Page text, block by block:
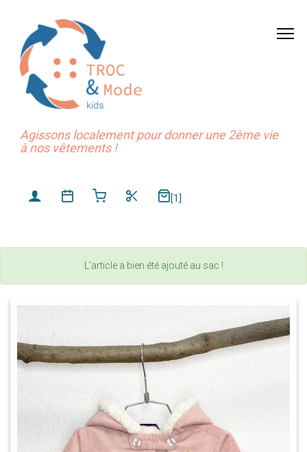
Agissons localement pour donner une 2ème vie
à nos vêtements !
[1]
L'article a bien été ajouté au sac !